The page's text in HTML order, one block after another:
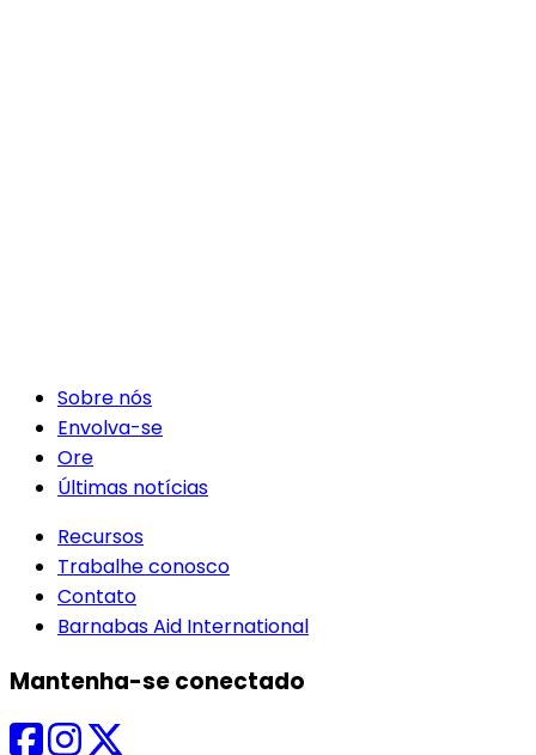
Sobre nós
Envolva-se
Ore
Últimas notícias
Recursos
Trabalhe conosco
Contato
Barnabas Aid International
Mantenha-se conectado